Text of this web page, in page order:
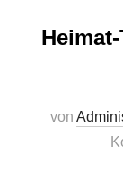
von